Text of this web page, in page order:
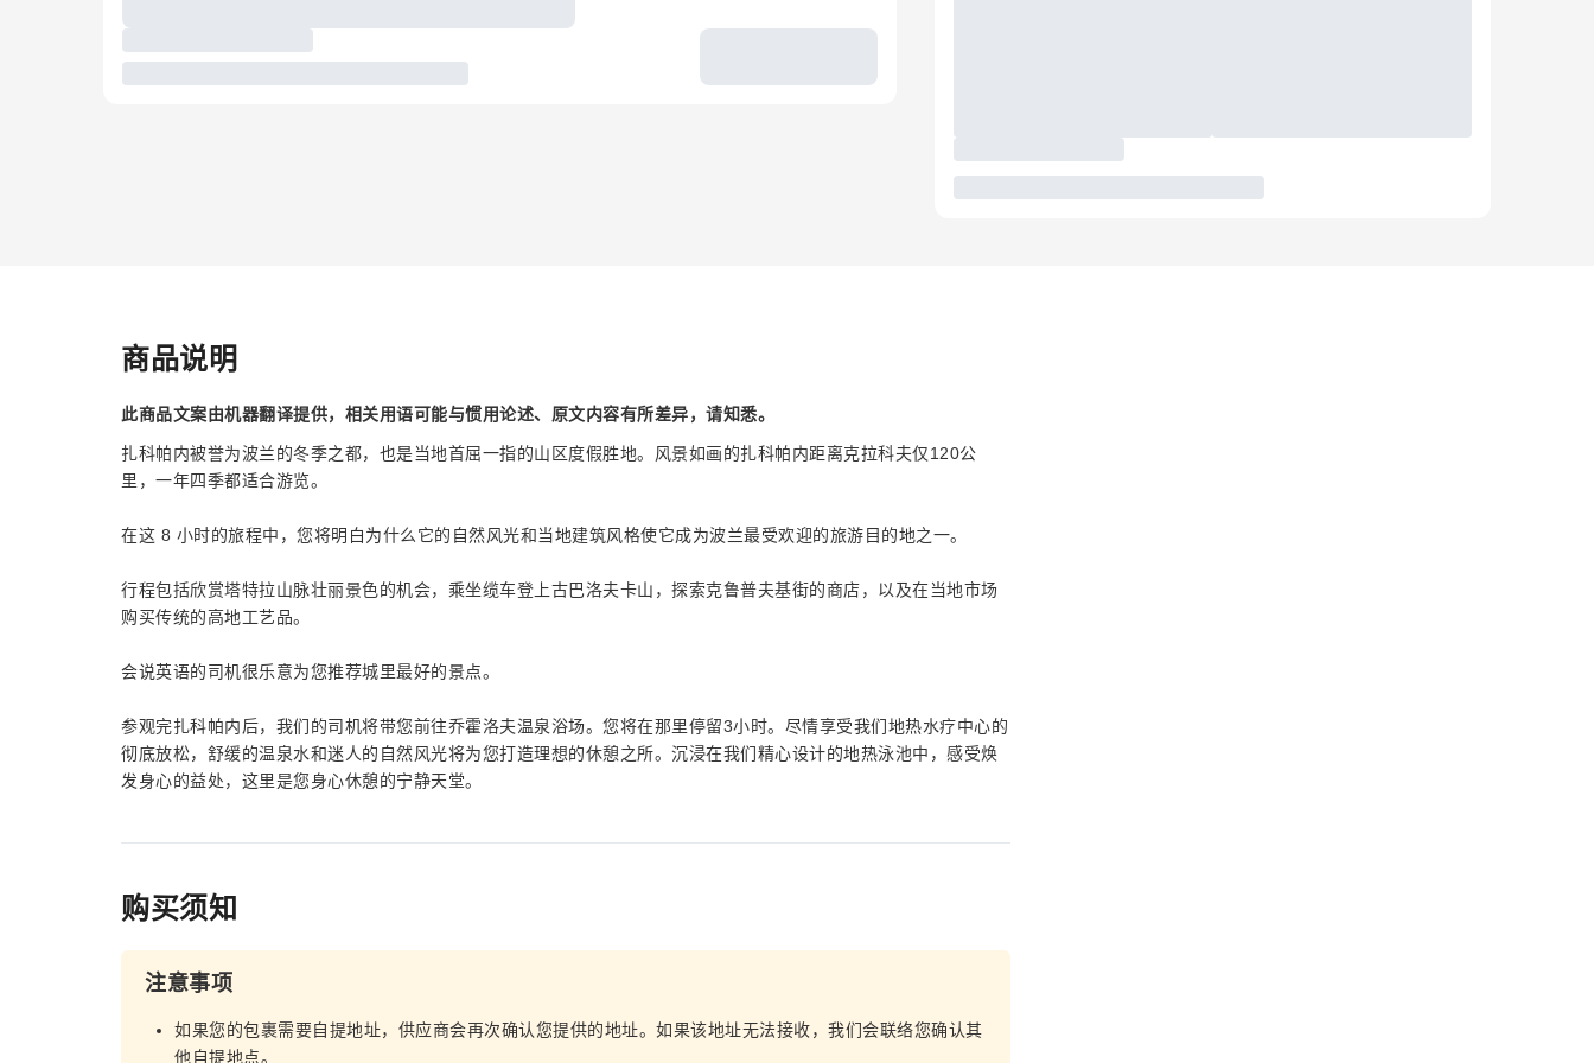
商品说明
此商品文案由机器翻译提供，相关用语可能与惯用论述、原文内容有所差异，请知悉。
扎科帕内被誉为波兰的冬季之都，也是当地首屈一指的山区度假胜地。风景如画的扎科帕内距离克拉科夫仅120公
里，一年四季都适合游览。
在这 8 小时的旅程中，您将明白为什么它的自然风光和当地建筑风格使它成为波兰最受欢迎的旅游目的地之一。
行程包括欣赏塔特拉山脉壮丽景色的机会，乘坐缆车登上古巴洛夫卡山，探索克鲁普夫基街的商店，以及在当地市场
购买传统的高地工艺品。
会说英语的司机很乐意为您推荐城里最好的景点。
参观完扎科帕内后，我们的司机将带您前往乔霍洛夫温泉浴场。您将在那里停留3小时。尽情享受我们地热水疗中心的
彻底放松，舒缓的温泉水和迷人的自然风光将为您打造理想的休憩之所。沉浸在我们精心设计的地热泳池中，感受焕
发身心的益处，这里是您身心休憩的宁静天堂。
购买须知
注意事项
如果您的包裹需要自提地址，供应商会再次确认您提供的地址。如果该地址无法接收，我们会联络您确认其
他自提地点。